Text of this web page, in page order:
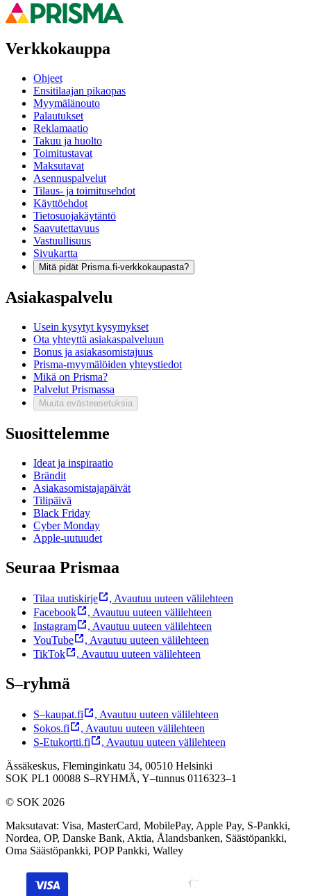
Verkkokauppa
Ohjeet
Ensitilaajan pikaopas
Myymälänouto
Palautukset
Reklamaatio
Takuu ja huolto
Toimitustavat
Maksutavat
Asennuspalvelut
Tilaus- ja toimitusehdot
Käyttöehdot
Tietosuojakäytäntö
Saavutettavuus
Vastuullisuus
Sivukartta
Mitä pidät Prisma.fi-verkkokaupasta?
Asiakaspalvelu
Usein kysytyt kysymykset
Ota yhteyttä asiakaspalveluun
Bonus ja asiakasomistajuus
Prisma-myymälöiden yhteystiedot
Mikä on Prisma?
Palvelut Prismassa
Muuta evästeasetuksia
Suosittelemme
Ideat ja inspiraatio
Brändit
Asiakasomistajapäivät
Tilipäivä
Black Friday
Cyber Monday
Apple-uutuudet
Seuraa Prismaa
Tilaa uutiskirje , Avautuu uuteen välilehteen
Facebook
, Avautuu uuteen välilehteen
Instagram
, Avautuu uuteen välilehteen
YouTube
, Avautuu uuteen välilehteen
TikTok
, Avautuu uuteen välilehteen
S–ryhmä
S–kaupat.fi , Avautuu uuteen välilehteen
Sokos.fi
, Avautuu uuteen välilehteen
S-Etukortti.fi
, Avautuu uuteen välilehteen
Ässäkeskus, Fleminginkatu 34, 00510 Helsinki
SOK PL1 00088 S–RYHMÄ, Y–tunnus 0116323–1
© SOK 2026
Maksutavat: Visa, MasterCard, MobilePay, Apple Pay, S-Pankki,
Nordea, OP, Danske Bank, Aktia, Ålandsbanken, Säästöpankki,
Oma Säästöpankki, POP Pankki, Walley